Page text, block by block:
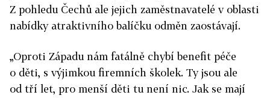
Z pohledu Čechů ale jejich zaměstnavatelé v oblasti
nabídky atraktivního balíčku odměn zaostávají.
„Oproti Západu nám fatálně chybí benefit péče
o děti, s výjimkou firemních školek. Ty jsou ale
od tří let, pro menší děti tu není nic. Jak se mají